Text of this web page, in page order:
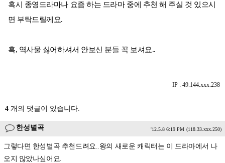
혹시 종영드라마나 요즘 하는 드라마 중에 추천 해 주실 것 있으시
면 부탁드릴께요.
혹, 역사물 싫어하셔서 안보신 분들 꼭 보셔요..
IP : 49.144.xxx.238
4 개의 댓글이 있습니다.
한성별곡 '12.5.8 6:19 PM (118.33.xxx.250)
그렇다면 한성별곡 추천드려요..왕의 새로운 캐릭터는 이 드라마에서 나
오지 않았나싶어요.